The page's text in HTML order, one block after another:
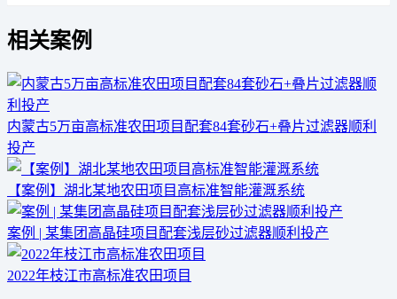
相关案例
内蒙古5万亩高标准农田项目配套84套砂石+叠片过滤器顺利
投产
【案例】湖北某地农田项目高标准智能灌溉系统
案例 | 某集团高晶硅项目配套浅层砂过滤器顺利投产
2022年枝江市高标准农田项目